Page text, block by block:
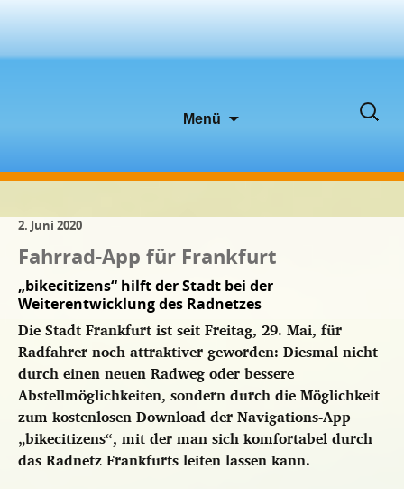
Menü
Suchen
2. Juni 2020
Fahrrad-App für Frankfurt
„bikecitizens“ hilft der Stadt bei der
Weiterentwicklung des Radnetzes
Die Stadt Frankfurt ist seit Freitag, 29. Mai, für
Radfahrer noch attraktiver geworden: Diesmal nicht
durch einen neuen Radweg oder bessere
Abstellmöglichkeiten, sondern durch die Möglichkeit
zum kostenlosen Download der Navigations-App
„bikecitizens“, mit der man sich komfortabel durch
das Radnetz Frankfurts leiten lassen kann.